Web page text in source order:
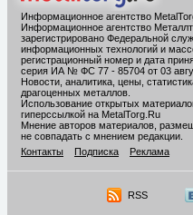
Информационное агентство
Информационное агентство
зарегистрировано Федеральной
информационных технологий и
регистрационный номер и дата
серия ИА № ФС 77 - 85704 от 03
Новости, аналитика, цены,
драгоценных металлов.
Использование открытых
гиперссылкой на MetalTorg.Ru
Мнение авторов материалов,
не совпадать с мнением редакции.
Контакты
Подписка Реклама
RSS